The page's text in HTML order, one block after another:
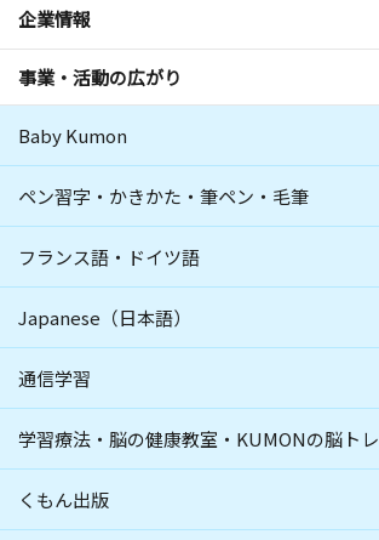
企業情報
事業・活動の広がり
Baby Kumon
ペン習字・かきかた・筆ペン・毛筆
フランス語・ドイツ語
Japanese（日本語）
通信学習
学習療法・脳の健康教室・KUMONの脳トレ
くもん出版